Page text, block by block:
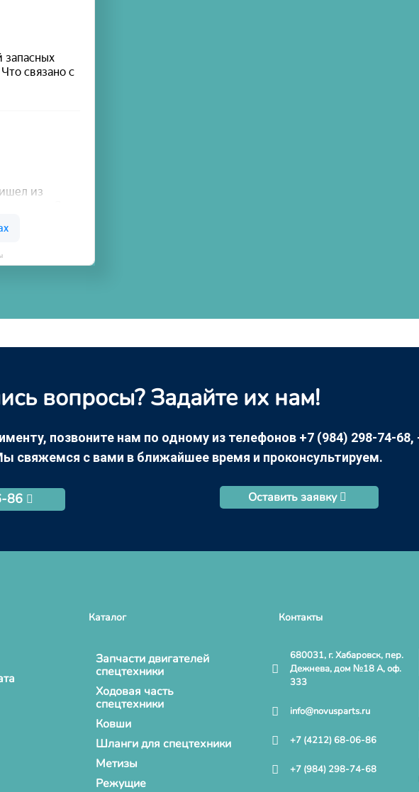
вопросы? Задайте их нам!
позвоните нам по одному из телефонов +7 (984) 298-74-68,
свяжемся с вами в ближайшее время и проконсультируем.
86 Оставить заявку
Каталог
Запчасти двигателей
спецтехники
Ходовая часть
спецтехники
Ковши
Шланги для спецтехники
Метизы
Режущие
Контакты
680031, г. Хабаровск, пер.
Дежнева, дом №18 А, оф.
333
info@novusparts.ru
+7 (4212) 68-06-86
+7 (984) 298-74-68